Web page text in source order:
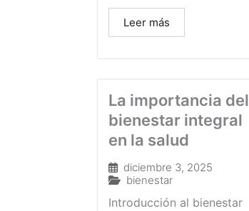
Leer más
La importancia del
bienestar integral
en la salud
diciembre 3, 2025
bienestar
Introducción al bienestar